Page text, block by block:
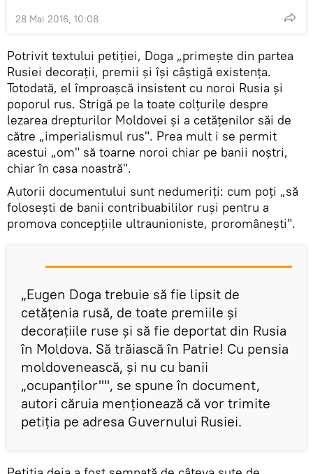
28 Mai 2016, 10:08
Potrivit textului petiției, Doga „primește din partea
Rusiei decorații, premii și își câștigă existența.
Totodată, el împroașcă insistent cu noroi Rusia și
poporul rus. Strigă pe la toate colțurile despre
lezarea drepturilor Moldovei și a cetățenilor săi de
către „imperialismul rus". Prea mult i se permit
acestui „om" să toarne noroi chiar pe banii noștri,
chiar în casa noastră".
Autorii documentului sunt nedumeriți: cum poți „să
folosești de banii contribuabililor ruşi pentru a
promova concepțiile ultraunioniste, proromânești".
„Eugen Doga trebuie să fie lipsit de
cetățenia rusă, de toate premiile și
decorațiile ruse și să fie deportat din Rusia
în Moldova. Să trăiască în Patrie! Cu pensia
moldovenească, și nu cu banii
„ocupanților"", se spune în document,
autori căruia menționează că vor trimite
petiția pe adresa Guvernului Rusiei.